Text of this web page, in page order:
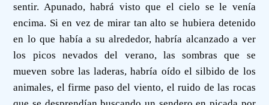
sentir. Apunado, habrá visto que el cielo se le venía
encima. Si en vez de mirar tan alto se hubiera detenido
en lo que había a su alrededor, habría alcanzado a ver
los picos nevados del verano, las sombras que se
mueven sobre las laderas, habría oído el silbido de los
animales, el firme paso del viento, el ruido de las rocas